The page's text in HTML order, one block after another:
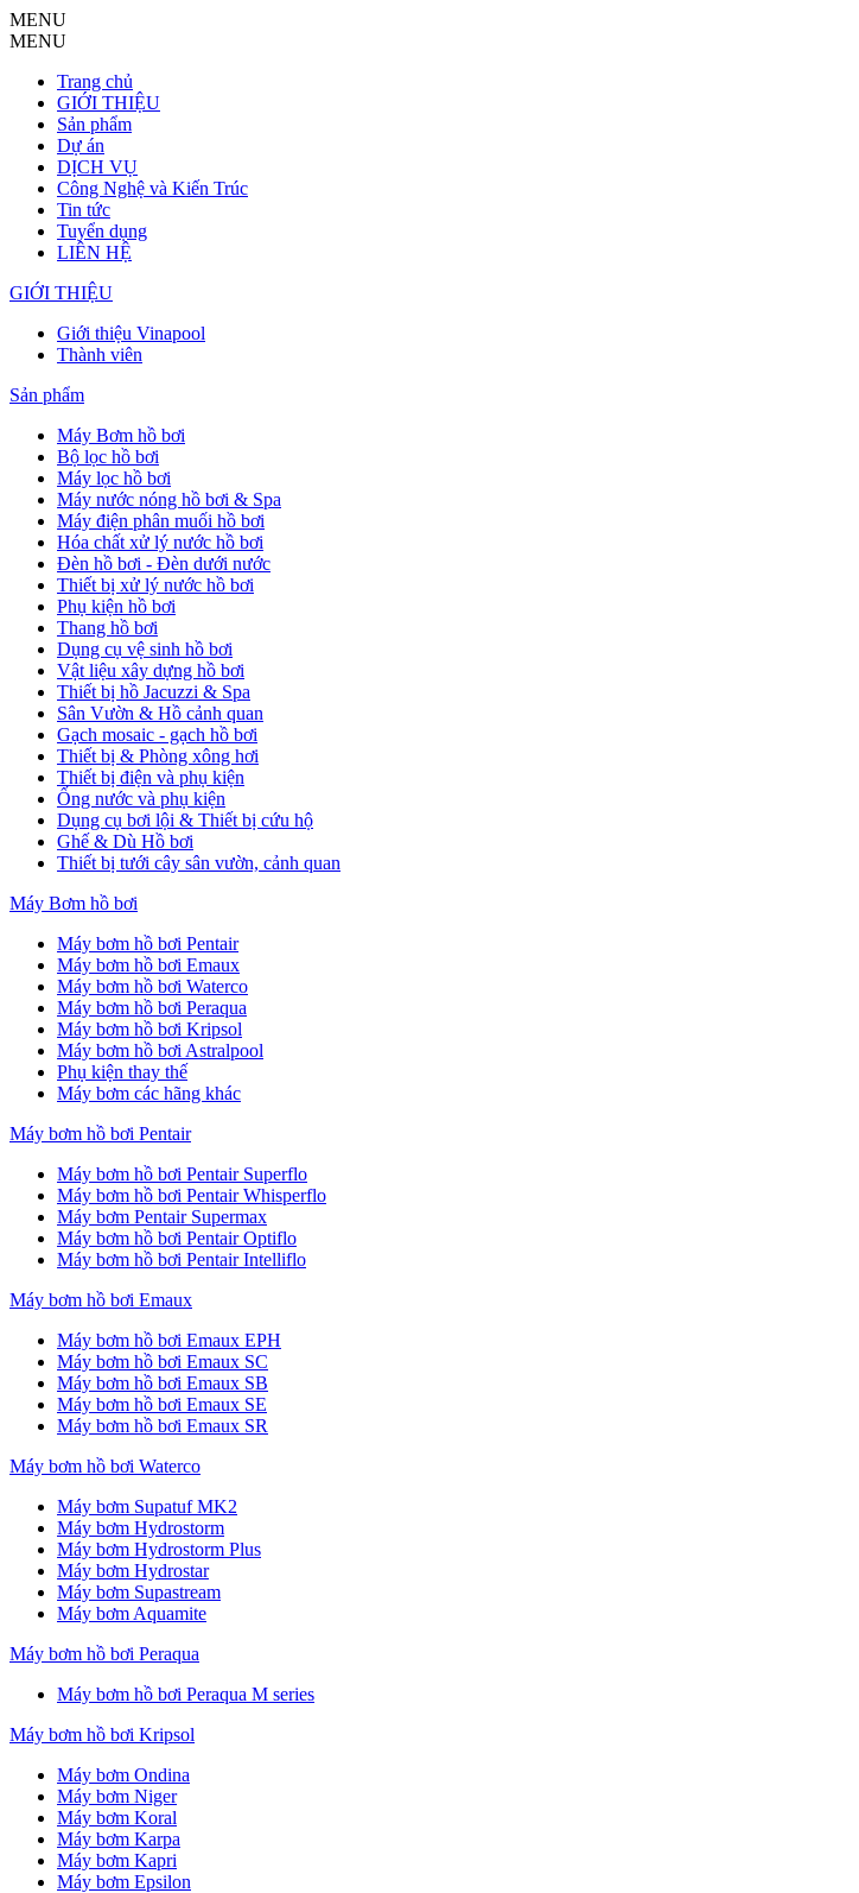
MENU
MENU
Trang chủ
GIỚI THIỆU
Sản phẩm
Dự án
DỊCH VỤ
Công Nghệ và Kiến Trúc
Tin tức
Tuyển dụng
LIÊN HỆ
GIỚI THIỆU
Giới thiệu Vinapool
Thành viên
Sản phẩm
Máy Bơm hồ bơi
Bộ lọc hồ bơi
Máy lọc hồ bơi
Máy nước nóng hồ bơi & Spa
Máy điện phân muối hồ bơi
Hóa chất xử lý nước hồ bơi
Đèn hồ bơi - Đèn dưới nước
Thiết bị xử lý nước hồ bơi
Phụ kiện hồ bơi
Thang hồ bơi
Dụng cụ vệ sinh hồ bơi
Vật liệu xây dựng hồ bơi
Thiết bị hồ Jacuzzi & Spa
Sân Vườn & Hồ cảnh quan
Gạch mosaic - gạch hồ bơi
Thiết bị & Phòng xông hơi
Thiết bị điện và phụ kiện
Ống nước và phụ kiện
Dụng cụ bơi lội & Thiết bị cứu hộ
Ghế & Dù Hồ bơi
Thiết bị tưới cây sân vườn, cảnh quan
Máy Bơm hồ bơi
Máy bơm hồ bơi Pentair
Máy bơm hồ bơi Emaux
Máy bơm hồ bơi Waterco
Máy bơm hồ bơi Peraqua
Máy bơm hồ bơi Kripsol
Máy bơm hồ bơi Astralpool
Phụ kiện thay thế
Máy bơm các hãng khác
Máy bơm hồ bơi Pentair
Máy bơm hồ bơi Pentair Superflo
Máy bơm hồ bơi Pentair Whisperflo
Máy bơm Pentair Supermax
Máy bơm hồ bơi Pentair Optiflo
Máy bơm hồ bơi Pentair Intelliflo
Máy bơm hồ bơi Emaux
Máy bơm hồ bơi Emaux EPH
Máy bơm hồ bơi Emaux SC
Máy bơm hồ bơi Emaux SB
Máy bơm hồ bơi Emaux SE
Máy bơm hồ bơi Emaux SR
Máy bơm hồ bơi Waterco
Máy bơm Supatuf MK2
Máy bơm Hydrostorm
Máy bơm Hydrostorm Plus
Máy bơm Hydrostar
Máy bơm Supastream
Máy bơm Aquamite
Máy bơm hồ bơi Peraqua
Máy bơm hồ bơi Peraqua M series
Máy bơm hồ bơi Kripsol
Máy bơm Ondina
Máy bơm Niger
Máy bơm Koral
Máy bơm Karpa
Máy bơm Kapri
Máy bơm Epsilon